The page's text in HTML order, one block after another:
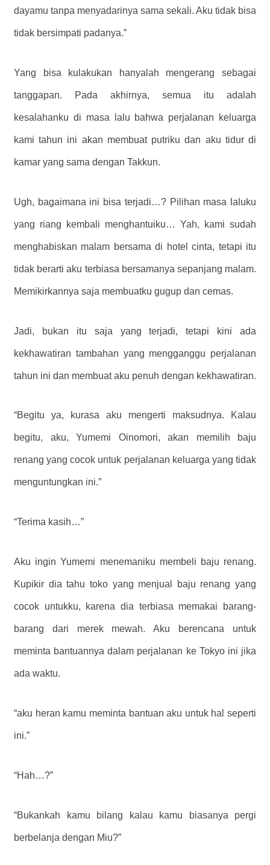
dayamu tanpa menyadarinya sama sekali. Aku tidak bisa
tidak bersimpati padanya.”
Yang bisa kulakukan hanyalah mengerang sebagai
tanggapan. Pada akhirnya, semua itu adalah
kesalahanku di masa lalu bahwa perjalanan keluarga
kami tahun ini akan membuat putriku dan aku tidur di
kamar yang sama dengan Takkun.
Ugh, bagaimana ini bisa terjadi…? Pilihan masa laluku
yang riang kembali menghantuiku… Yah, kami sudah
menghabiskan malam bersama di hotel cinta, tetapi itu
tidak berarti aku terbiasa bersamanya sepanjang malam.
Memikirkannya saja membuatku gugup dan cemas.
Jadi, bukan itu saja yang terjadi, tetapi kini ada
kekhawatiran tambahan yang mengganggu perjalanan
tahun ini dan membuat aku penuh dengan kekhawatiran.
“Begitu ya, kurasa aku mengerti maksudnya. Kalau
begitu, aku, Yumemi Oinomori, akan memilih baju
renang yang cocok untuk perjalanan keluarga yang tidak
menguntungkan ini.”
“Terima kasih…”
Aku ingin Yumemi menemaniku membeli baju renang.
Kupikir dia tahu toko yang menjual baju renang yang
cocok untukku, karena dia terbiasa memakai barang-
barang dari merek mewah. Aku berencana untuk
meminta bantuannya dalam perjalanan ke Tokyo ini jika
ada waktu.
“aku heran kamu meminta bantuan aku untuk hal seperti
ini.”
“Hah…?”
“Bukankah kamu bilang kalau kamu biasanya pergi
berbelanja dengan Miu?”